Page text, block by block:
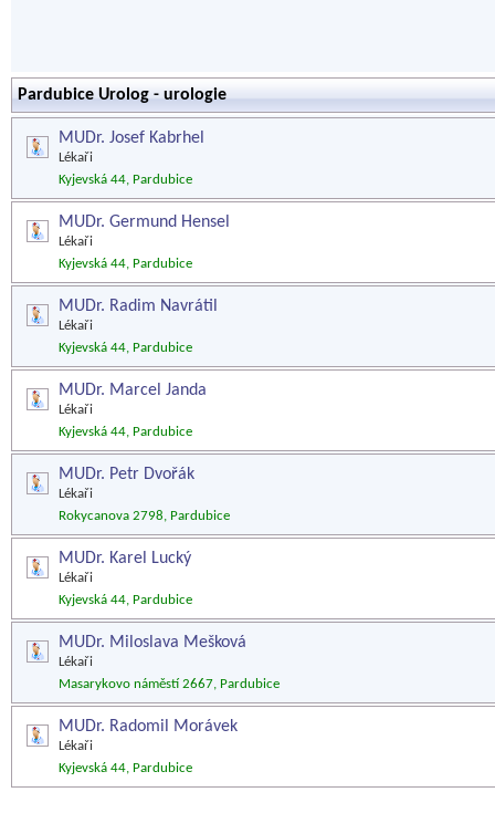
Pardubice Urolog - urologie
MUDr. Josef Kabrhel
Lékaři
Kyjevská 44, Pardubice
MUDr. Germund Hensel
Lékaři
Kyjevská 44, Pardubice
MUDr. Radim Navrátil
Lékaři
Kyjevská 44, Pardubice
MUDr. Marcel Janda
Lékaři
Kyjevská 44, Pardubice
MUDr. Petr Dvořák
Lékaři
Rokycanova 2798, Pardubice
MUDr. Karel Lucký
Lékaři
Kyjevská 44, Pardubice
MUDr. Miloslava Mešková
Lékaři
Masarykovo náměstí 2667, Pardubice
MUDr. Radomil Morávek
Lékaři
Kyjevská 44, Pardubice